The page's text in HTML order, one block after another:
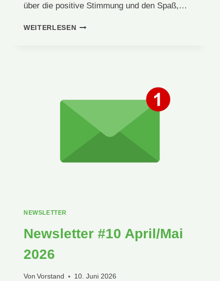
über die positive Stimmung und den Spaß,…
WEITERLESENBANANENSPENDE
NEWSLETTER
Newsletter #10 April/Mai
2026
Von Vorstand 10. Juni 2026